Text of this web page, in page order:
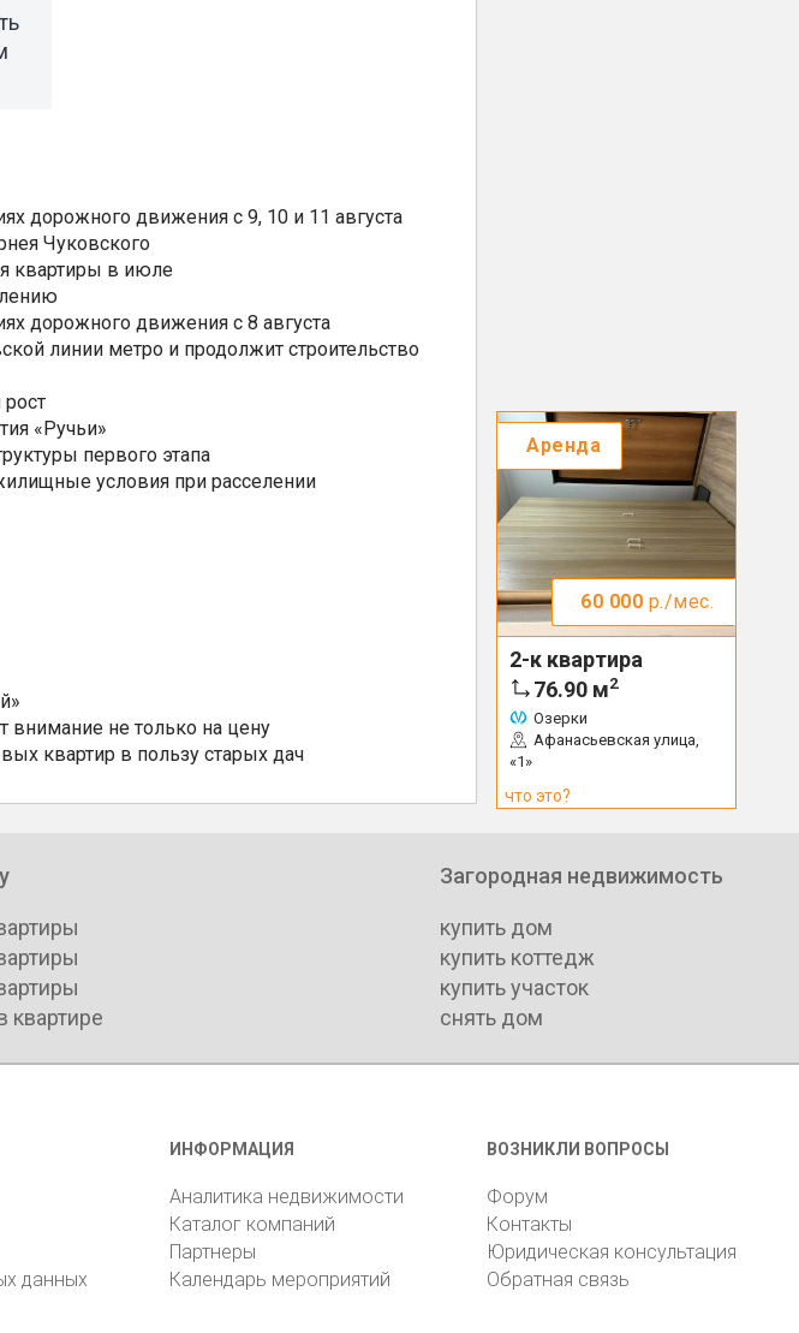
дорожного движения с 9, 10 и 11 августа
Чуковского
квартиры в июле
дорожного движения с 8 августа
линии метро и продолжит строительство
«Ручьи»
первого этапа
условия при расселении
не только на цену
квартир в пользу старых дач
Аренда
60 000 р./мес.
2-к квартира
76.90 м2
Озерки
Афанасьевская улица,
«1»
что это?
квартире
Загородная недвижимость
купить дом
купить коттедж
купить участок
снять дом
данных
ИНФОРМАЦИЯ
Аналитика недвижимости
Каталог компаний
Партнеры
Календарь мероприятий
ВОЗНИКЛИ ВОПРОСЫ
Форум
Контакты
Юридическая консультация
Обратная связь